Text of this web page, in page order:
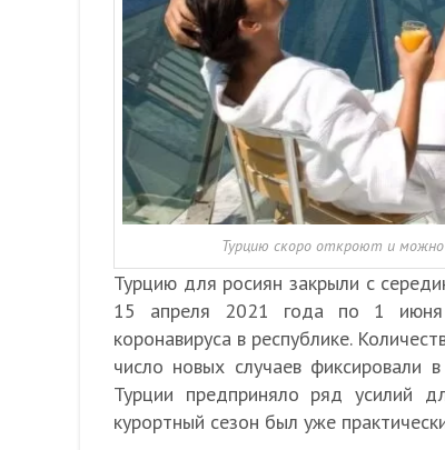
Турцию скоро откроют и можно
Турцию для росиян закрыли с
15 апреля 2021 года по 1 июня
коронавируса в республике.
число новых случаев фиксировали
Турции предприняло ряд усилий
курортный сезон был уже